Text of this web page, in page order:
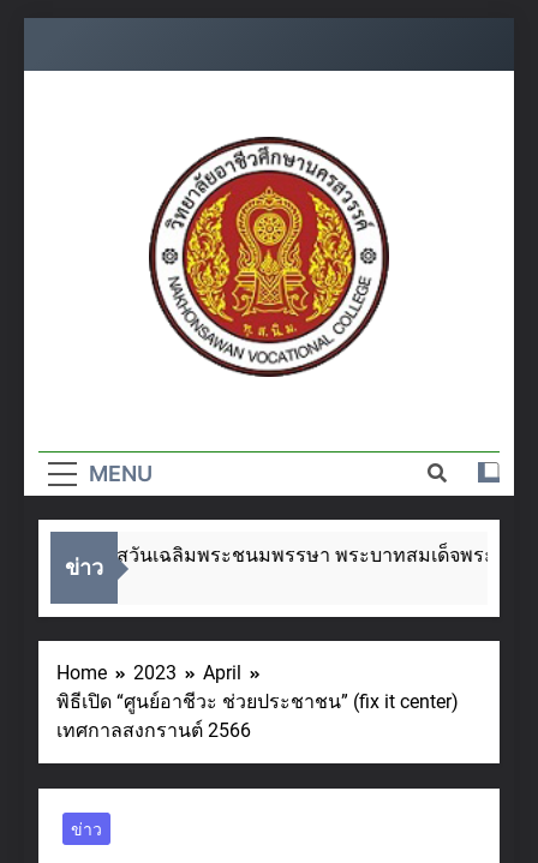
อาชีวศึกษา
นครสวรรค์
MENU
ข่าว
งในโอกาสวันเฉลิมพระชนมพรรษา พระบาทสมเด็จพระเจ้าอ
Home 2023
April
พิธีเปิด “ศูนย์อาชีวะ ช่วยประชาชน” (fix it center)
เทศกาลสงกรานต์ 2566
ข่าว